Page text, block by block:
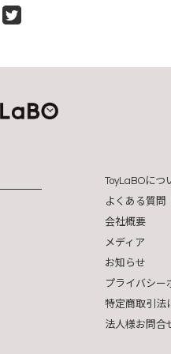
ToyLaBOにつ
よくある質問
会社概要
メディア
お知らせ
プライバシー
特定商取引法
法人様お問合